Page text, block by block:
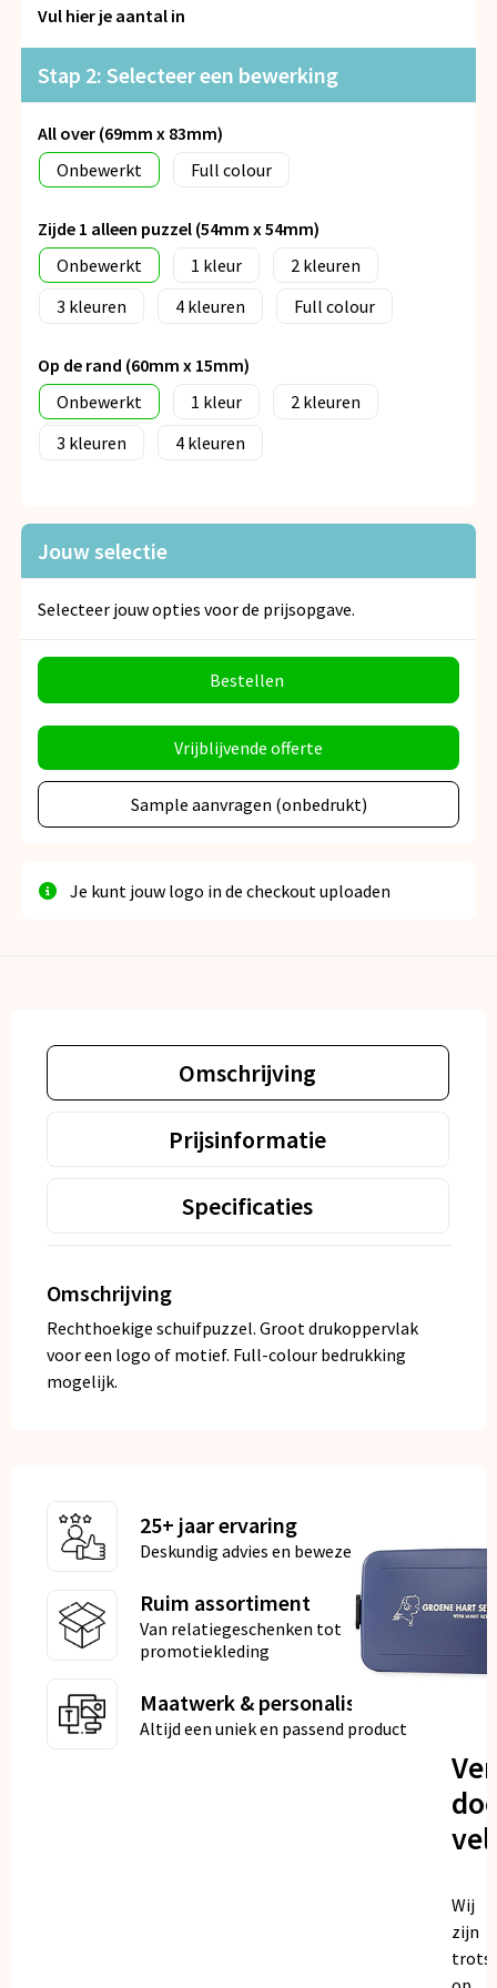
Snoepgoed
Spellen voor binnen en buiten
Veiligheid, Auto en Fiets
Vrije tijd en Strand
Anti-stress
Vul hier je aantal in
Stap 2: Selecteer een bewerking
All over (69mm x 83mm)
Onbewerkt
Full colour
Zijde 1 alleen puzzel (54mm x 54mm)
Onbewerkt
1
2
3
4 Full colour
Op de rand (60mm x 15mm)
Onbewerkt
1
2
3
4
Jouw selectie
Selecteer jouw opties voor de prijsopgave.
Bestellen
Vrijblijvende offerte
Sample aanvragen (onbedrukt)
Je kunt jouw logo in de checkout uploaden
Omschrijving
Prijsinformatie
Specificaties
Omschrijving
Rechthoekige schuifpuzzel. Groot drukoppervlak
voor een logo of motief. Full-colour bedrukking
mogelijk.
25+ jaar ervaring
Deskundig advies en bewezen kwaliteit
Ruim assortiment
Van relatiegeschenken tot
promotiekleding
Maatwerk & personalisatie
Altijd een uniek en passend product
Wij
zijn
trots